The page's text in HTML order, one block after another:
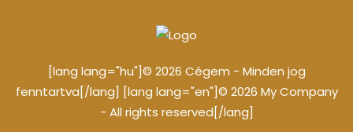
[lang lang="hu"]© 2026 Cégem - Minden jog
fenntartva[/lang] [lang lang="en"]© 2026 My Company
- All rights reserved[/lang]